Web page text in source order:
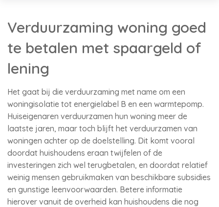
Verduurzaming woning goed
te betalen met spaargeld of
lening
Het gaat bij die verduurzaming met name om een
woningisolatie tot energielabel B en een warmtepomp.
Huiseigenaren verduurzamen hun woning meer de
laatste jaren, maar toch blijft het verduurzamen van
woningen achter op de doelstelling. Dit komt vooral
doordat huishoudens eraan twijfelen of de
investeringen zich wel terugbetalen, en doordat relatief
weinig mensen gebruikmaken van beschikbare subsidies
en gunstige leenvoorwaarden. Betere informatie
hierover vanuit de overheid kan huishoudens die nog